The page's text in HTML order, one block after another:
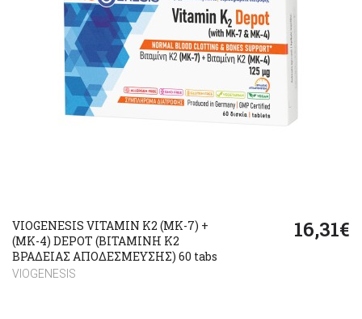
VIOGENESIS VITAMIN K2 (MK-7) +
(ΜΚ-4) DEPOT (ΒΙΤΑΜΙΝΗ Κ2
ΒΡΑΔΕΙΑΣ ΑΠΟΔΕΣΜΕΥΣΗΣ) 60 tabs
VIOGENESIS
16,31€